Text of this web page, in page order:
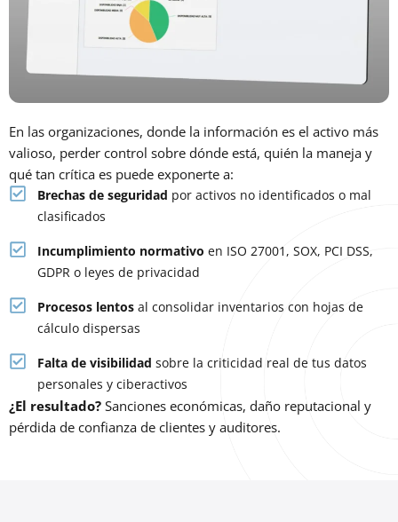
En las organizaciones, donde la información es el activo más
valioso, perder control sobre dónde está, quién la maneja y
qué tan crítica es puede exponerte a:
Brechas de seguridad por activos no identificados o mal
clasificados
Incumplimiento normativo en ISO 27001, SOX, PCI DSS,
GDPR o leyes de privacidad
Procesos lentos al consolidar inventarios con hojas de
cálculo dispersas
Falta de visibilidad sobre la criticidad real de tus datos
personales y ciberactivos
¿El resultado? Sanciones económicas, daño reputacional y
pérdida de confianza de clientes y auditores.